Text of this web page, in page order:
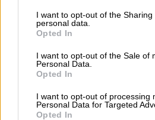
not limited to your visit or usage
grant or deny consent to Google
use your data for below specified
consent section.
I want to opt-out of the Sharing
personal data.
Opted In
I want to opt-out of the Sale of
Personal Data.
Opted In
I want to opt-out of processing
Personal Data for Targeted
Opted In
Δυνητικά πολύ